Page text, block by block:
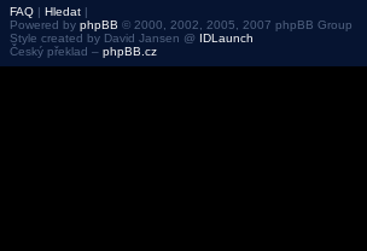
FAQ | Hledat |
Powered by phpBB © 2000, 2002, 2005, 2007 phpBB Group
Style created by David Jansen @ IDLaunch
Český překlad – phpBB.cz